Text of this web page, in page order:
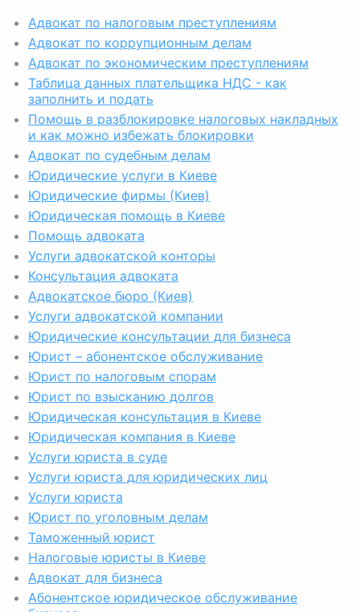
Адвокат по налоговым преступлениям
Адвокат по коррупционным делам
Адвокат по экономическим преступлениям
Таблица данных плательщика НДС - как
заполнить и подать
Помощь в разблокировке налоговых накладных
и как можно избежать блокировки
Адвокат по судебным делам
Юридические услуги в Киеве
Юридические фирмы (Киев)
Юридическая помощь в Киеве
Помощь адвоката
Услуги адвокатской конторы
Консультация адвоката
Адвокатское бюро (Киев)
Услуги адвокатской компании
Юридические консультации для бизнеса
Юрист – абонентское обслуживание
Юрист по налоговым спорам
Юрист по взысканию долгов
Юридическая консультация в Киеве
Юридическая компания в Киеве
Услуги юриста в суде
Услуги юриста для юридических лиц
Услуги юриста
Юрист по уголовным делам
Таможенный юрист
Налоговые юристы в Киеве
Адвокат для бизнеса
Абонентское юридическое обслуживание